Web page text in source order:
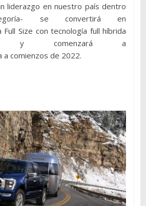
liderazgo en nuestro país dentro
se convertirá en
Full Size con tecnología full híbrida
y comenzará a
a comienzos de 2022.